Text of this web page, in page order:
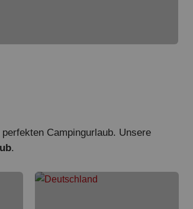
Campingurlaub. Unsere
.